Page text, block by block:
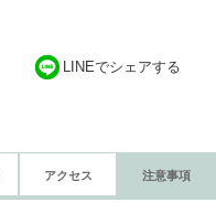
LINEでシェアする
アクセス 注意事項